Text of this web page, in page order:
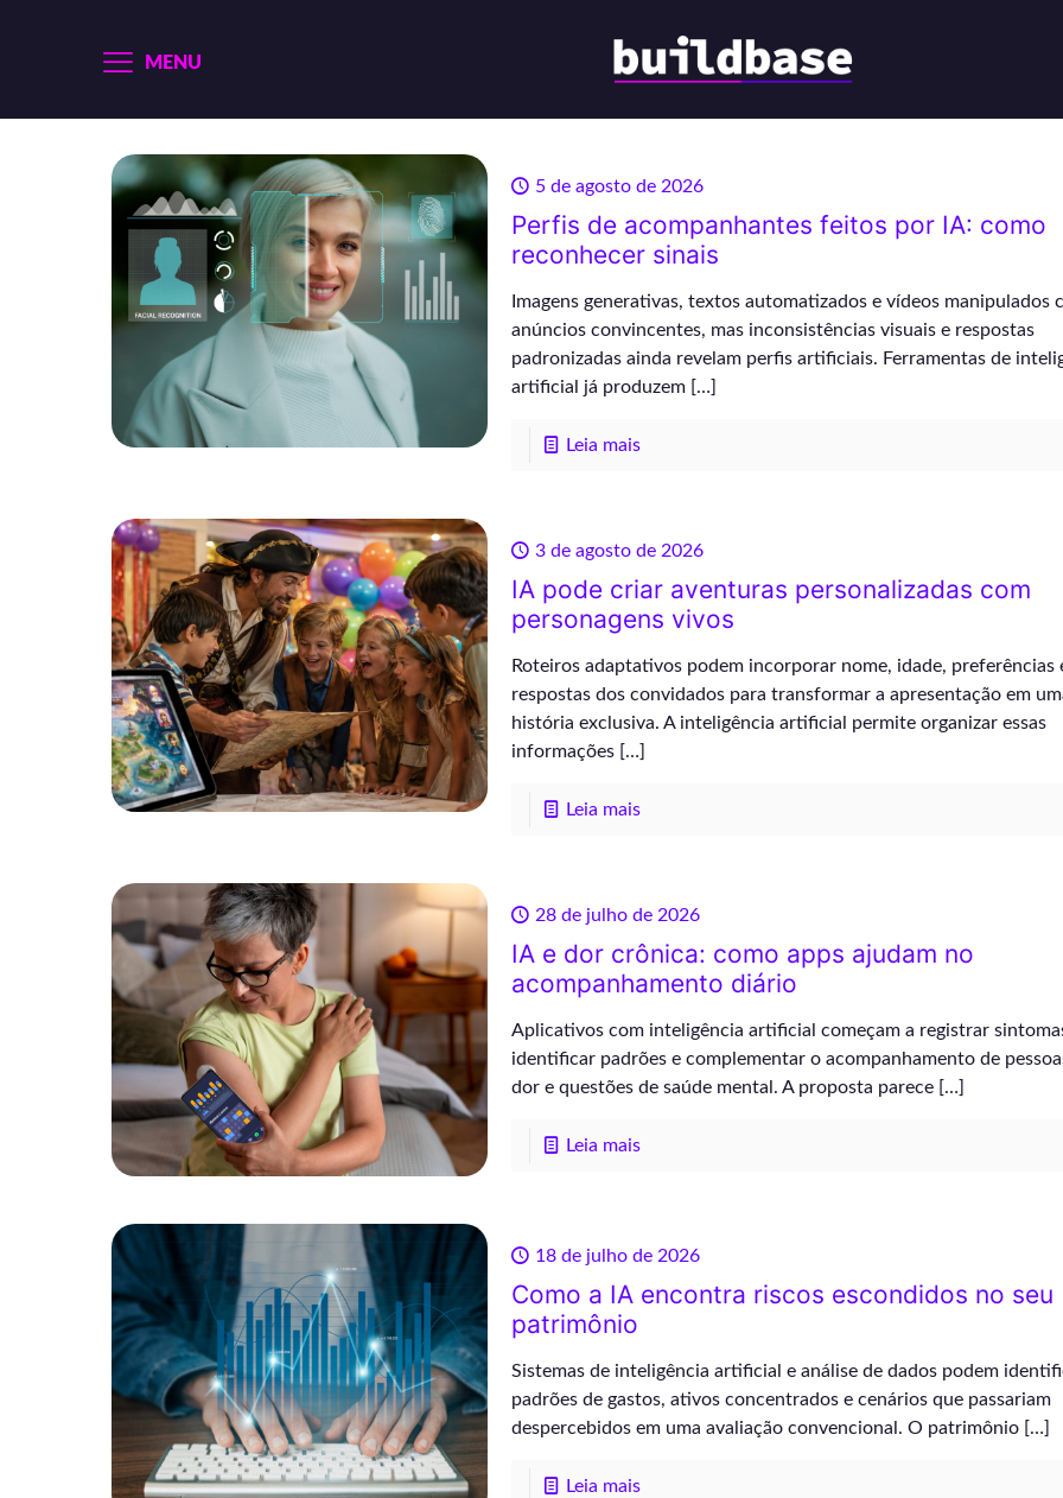
MENU
5 de agosto de 2026
Perfis de acompanhantes feitos por IA: como
reconhecer sinais
Imagens generativas, textos automatizados e vídeos manipulados
anúncios convincentes, mas inconsistências visuais e respostas
padronizadas ainda revelam perfis artificiais. Ferramentas de
artificial já produzem[…]
Leia mais
3 de agosto de 2026
IA pode criar aventuras personalizadas com
personagens vivos
Roteiros adaptativos podem incorporar nome, idade, preferências
respostas dos convidados para transformar a apresentação em
história exclusiva. A inteligência artificial permite organizar essas
informações[…]
Leia mais
28 de julho de 2026
IA e dor crônica: como apps ajudam no
acompanhamento diário
Aplicativos com inteligência artificial começam a registrar
identificar padrões e complementar o acompanhamento de
dor e questões de saúde mental. A proposta parece[…]
Leia mais
18 de julho de 2026
Como a IA encontra riscos escondidos no seu
patrimônio
Sistemas de inteligência artificial e análise de dados podem
padrões de gastos, ativos concentrados e cenários que passariam
despercebidos em uma avaliação convencional. O patrimônio[…]
Leia mais